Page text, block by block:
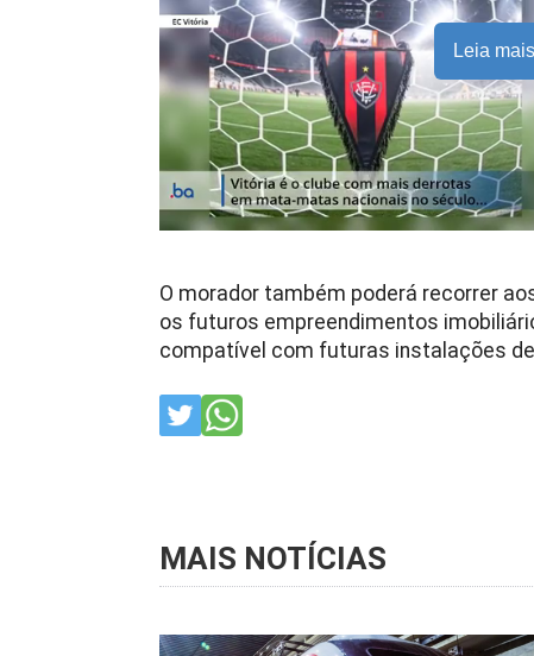
Leia mais
O morador também poderá recorrer
os futuros empreendimentos
compatível com futuras instalações
MAIS NOTÍCIAS